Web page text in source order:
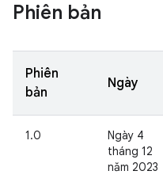
Phiên bản
Phiên
bản
Ngày
1.0
Ngày 4
tháng 12
năm 2023